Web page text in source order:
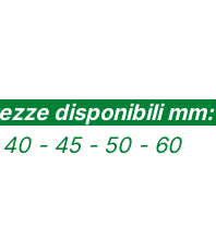
disponibili mm:
40 - 45 - 50 - 60